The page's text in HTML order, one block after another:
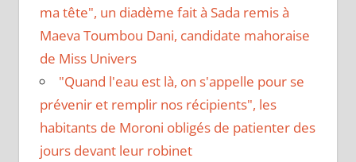
ma tête", un diadème fait à Sada remis à
Maeva Toumbou Dani, candidate mahoraise
de Miss Univers
"Quand l'eau est là, on s'appelle pour se
prévenir et remplir nos récipients", les
habitants de Moroni obligés de patienter des
jours devant leur robinet